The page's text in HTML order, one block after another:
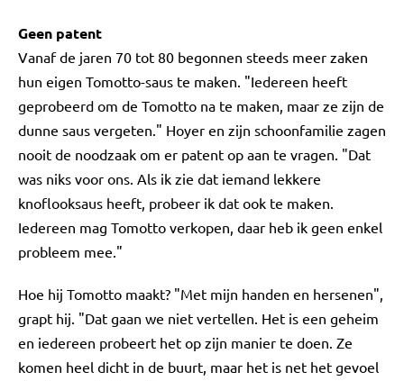
Geen patent
Vanaf de jaren 70 tot 80 begonnen steeds meer zaken
hun eigen Tomotto-saus te maken. "Iedereen heeft
geprobeerd om de Tomotto na te maken, maar ze zijn de
dunne saus vergeten." Hoyer en zijn schoonfamilie zagen
nooit de noodzaak om er patent op aan te vragen. "Dat
was niks voor ons. Als ik zie dat iemand lekkere
knoflooksaus heeft, probeer ik dat ook te maken.
Iedereen mag Tomotto verkopen, daar heb ik geen enkel
probleem mee."
Hoe hij Tomotto maakt? "Met mijn handen en hersenen",
grapt hij. "Dat gaan we niet vertellen. Het is een geheim
en iedereen probeert het op zijn manier te doen. Ze
komen heel dicht in de buurt, maar het is net het gevoel